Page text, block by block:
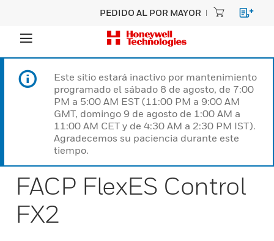
PEDIDO AL POR MAYOR
Este sitio estará inactivo por mantenimiento
programado el sábado 8 de agosto, de 7:00
PM a 5:00 AM EST (11:00 PM a 9:00 AM
GMT, domingo 9 de agosto de 1:00 AM a
11:00 AM CET y de 4:30 AM a 2:30 PM IST).
Agradecemos su paciencia durante este
tiempo.
FACP FlexES Control
FX2